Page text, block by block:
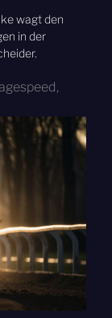
wagt den
in der
,